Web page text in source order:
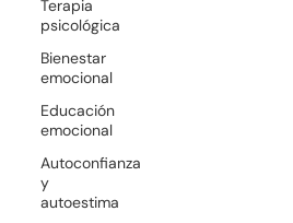
Terapia
psicológica
Bienestar
emocional
Educación
emocional
Autoconfianza
y
autoestima